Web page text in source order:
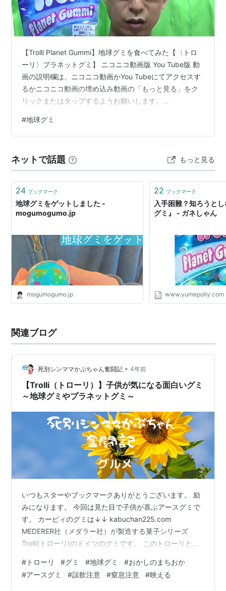
【Trolli Planet Gummi】地球グミを食べてみた【〈トロ
ーリ〉プラネットグミ】 ニコニコ動画版 You Tube版 動
画の説明欄は、ニコニコ動画かYou Tubeにてアクセスす
るかニコニコ動画の埋め込み動画の「もっと見る」をク
リックまたはタップするようお願いします。
www.nicovideo.jp ニコニコ動画はフォロー、You Tube
ならチャンネル登録を是非お願いします。その他SNS
ローもお待ちしています。メイン垢 (ヒッシー) 動画情報
等は→ サブ垢 (ヒッシ…
#地球グミ
ネットで話題 もっと見る
24 ブックマーク
地球グミをゲットしました -
mogumogumo.jp
mogumogumo.jp
22 ブックマーク
入手困難？知ろうと
グミ』 - ガネしゃん
www.yumepolly.com
関連ブログ
死別シンママかぶちゃん奮闘記 • 4年前
【Trolli（トローリ）】子供が気になる面白いグミ
～地球グミやプラネットグミ～
いつもスターやブックマークありがとうございます。 励
みになります。 今回は見た目で子供が喜ぶアースグミで
す。 カービィのグミは↓↓ kabuchan225.com
MEDERER社（メダラー社）が製造する菓子シリーズ
Trolli(トローリ)のドイツのグミです。 このトローリとい
ったりします。 いわゆる映えるというやつですね。 トロ
ーリ フルーツグミ ４種類セット 各100g (ストロベリー
# トローリ #グミ #地球グミ #おかしのまちおか
#アースグミ #誤飲注意 #窒息注意 #映える